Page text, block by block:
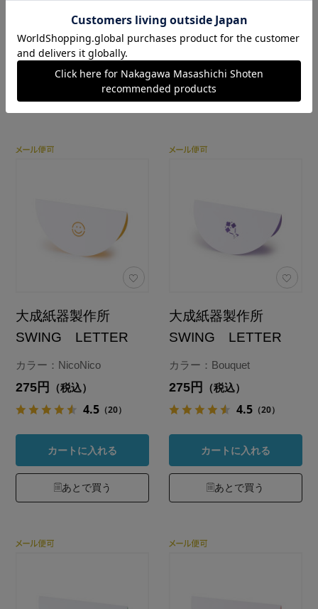
4.5（20）
カートに入れる
あとで買う
4.5
あとで買う
大成紙器製作所
SWING LETTER
カラー：NicoNico
275円 （税込）
4.5 （20）
カートに入れる
あとで買う
大成紙器製作所
SWING LETTER
カラー：Bouquet
275円 （税込）
4.5 （20）
カートに入れる
あとで買う